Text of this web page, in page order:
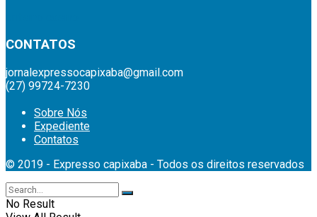
CONTATOS
jornalexpressocapixaba@gmail.com
(27) 99724-7230
Sobre Nós
Expediente
Contatos
© 2019 - Expresso capixaba - Todos os direitos reservados
No Result